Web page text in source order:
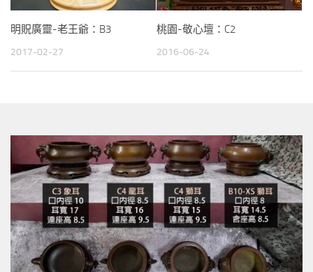
明貺廣靈-老王爺：B3
2017-02-27
桃園-敬心壇：C2
2016-06-24